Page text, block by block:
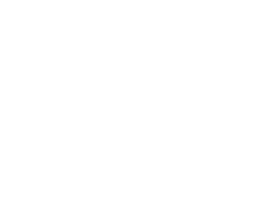
мульт-клипы, песни из мультиков,